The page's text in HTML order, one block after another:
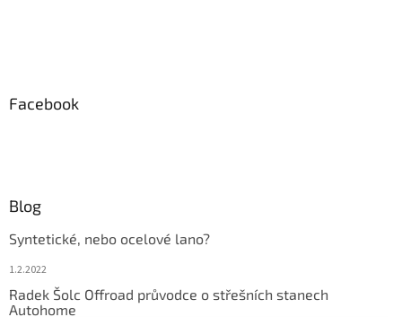
Facebook
Blog
Syntetické, nebo ocelové lano?
1.2.2022
Radek Šolc Offroad průvodce o střešních stanech
Autohome